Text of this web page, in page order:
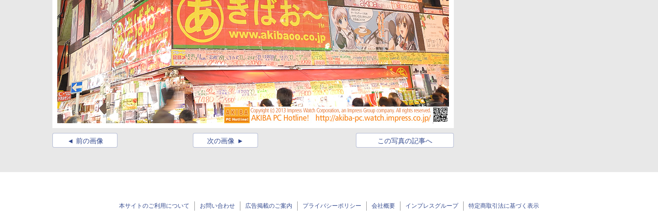
前の画像 この写真の記事へ
次の画像
本サイトのご利用について お問い合わせ 広告掲載のご案内 プライバシーポリシー 会社概要 インプレスグループ 特定商取引法に基づく表示